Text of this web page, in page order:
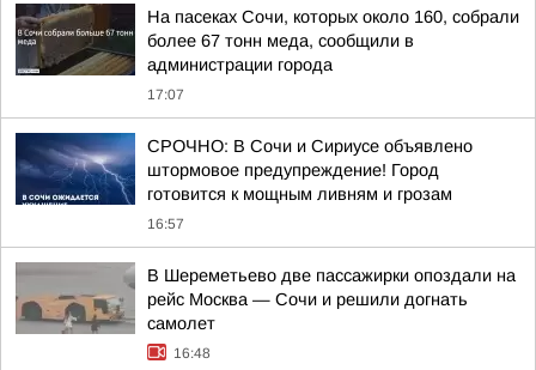
На пасеках Сочи, которых около 160, собрали
более 67 тонн меда, сообщили в
администрации города
17:07
СРОЧНО: В Сочи и Сириусе объявлено
штормовое предупреждение! Город
готовится к мощным ливням и грозам
16:57
В Шереметьево две пассажирки опоздали на
рейс Москва — Сочи и решили догнать
самолет
16:48